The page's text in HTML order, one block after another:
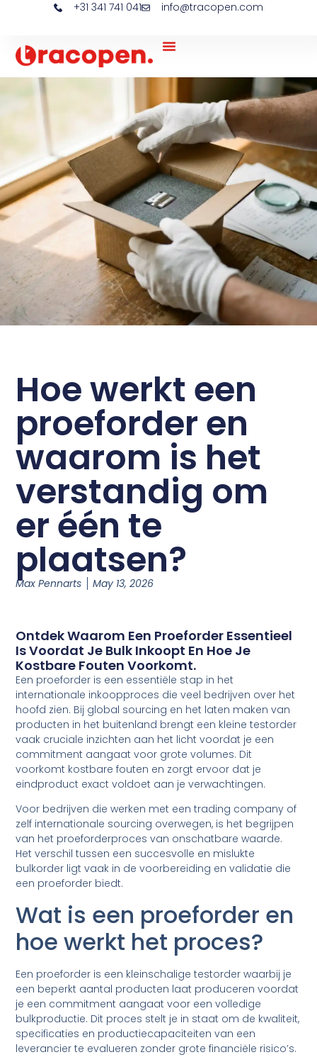
+31 341 741 041 info@tracopen.com
Hoe werkt een
proeforder en
waarom is het
verstandig om
er één te
plaatsen?
Max Pennarts May 13, 2026
Ontdek Waarom Een Proeforder Essentieel
Is Voordat Je Bulk Inkoopt En Hoe Je
Kostbare Fouten Voorkomt.
Een proeforder is een essentiële stap in het
internationale inkoopproces die veel bedrijven over het
hoofd zien. Bij global sourcing en het laten maken van
producten in het buitenland brengt een kleine testorder
vaak cruciale inzichten aan het licht voordat je een
commitment aangaat voor grote volumes. Dit
voorkomt kostbare fouten en zorgt ervoor dat je
eindproduct exact voldoet aan je verwachtingen.
Voor bedrijven die werken met een trading company of
zelf internationale sourcing overwegen, is het begrijpen
van het proeforderproces van onschatbare waarde.
Het verschil tussen een succesvolle en mislukte
bulkorder ligt vaak in de voorbereiding en validatie die
een proeforder biedt.
Wat is een proeforder en
hoe werkt het proces?
Een proeforder is een kleinschalige testorder waarbij je
een beperkt aantal producten laat produceren voordat
je een commitment aangaat voor een volledige
bulkproductie. Dit proces stelt je in staat om de kwaliteit,
specificaties en productiecapaciteiten van een
leverancier te evalueren zonder grote financiële risico’s.